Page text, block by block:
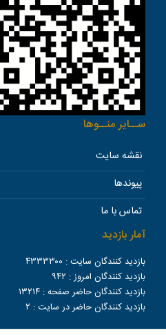
ســاير منــوها
نقشه سایت
پیوندها
تماس با ما
آمار بازدید
بازدید کنندگان سایت : ۴۳۳۳۳۰۰
بازدید کنندگان امروز : ۹۴۲
بازدید کنندگان حاضر صفحه : ۱۳۲۱۴
بازدید کنندگان حاضر در سایت : ۲